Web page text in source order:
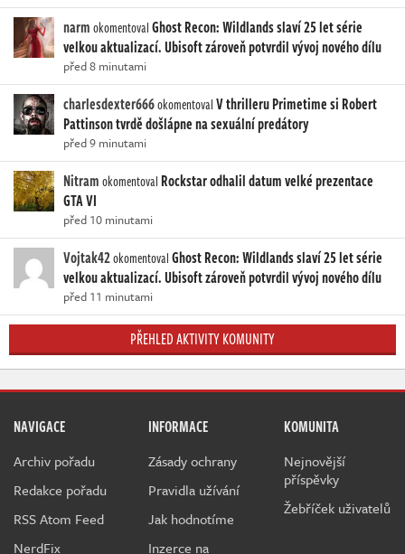
narmokomentovalGhost Recon: Wildlands slaví 25 let série
velkou aktualizací. Ubisoft zároveň potvrdil vývoj nového dílu
před 8 minutami
charlesdexter666okomentovalV thrilleru Primetime si Robert
Pattinson tvrdě došlápne na sexuální predátory
před 9 minutami
Nitramokomentoval Rockstar odhalil datum velké prezentace
GTA VI
před 10 minutami
Vojtak42okomentovalGhost Recon: Wildlands slaví 25 let série
velkou aktualizací. Ubisoft zároveň potvrdil vývoj nového dílu
před 11 minutami
PŘEHLED AKTIVITY KOMUNITY
NAVIGACE
Archiv pořadu
Redakce pořadu
RSS Atom Feed
NerdFix
INFORMACE
Zásady ochrany
Pravidla užívání
Jak hodnotíme
Inzerce na
KOMUNITA
Nejnovější
příspěvky
Žebříček uživatelů